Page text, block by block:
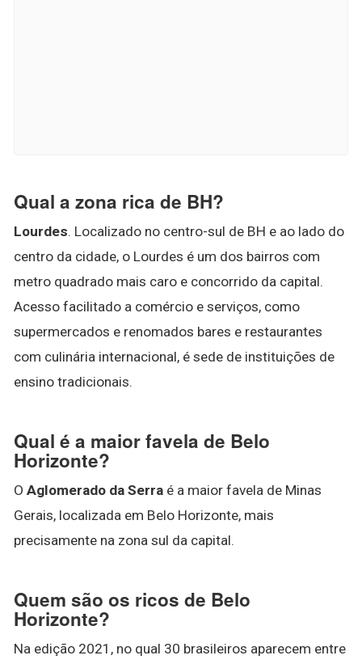
Qual a zona rica de BH?
Lourdes. Localizado no centro-sul de BH e ao lado do
centro da cidade, o Lourdes é um dos bairros com
metro quadrado mais caro e concorrido da capital.
Acesso facilitado a comércio e serviços, como
supermercados e renomados bares e restaurantes
com culinária internacional, é sede de instituições de
ensino tradicionais.
Qual é a maior favela de Belo
Horizonte?
O Aglomerado da Serra é a maior favela de Minas
Gerais, localizada em Belo Horizonte, mais
precisamente na zona sul da capital.
Quem são os ricos de Belo
Horizonte?
Na edição 2021, no qual 30 brasileiros aparecem entre